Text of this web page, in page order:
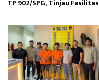
TP 902/SPG, Tinjau Fasilitas